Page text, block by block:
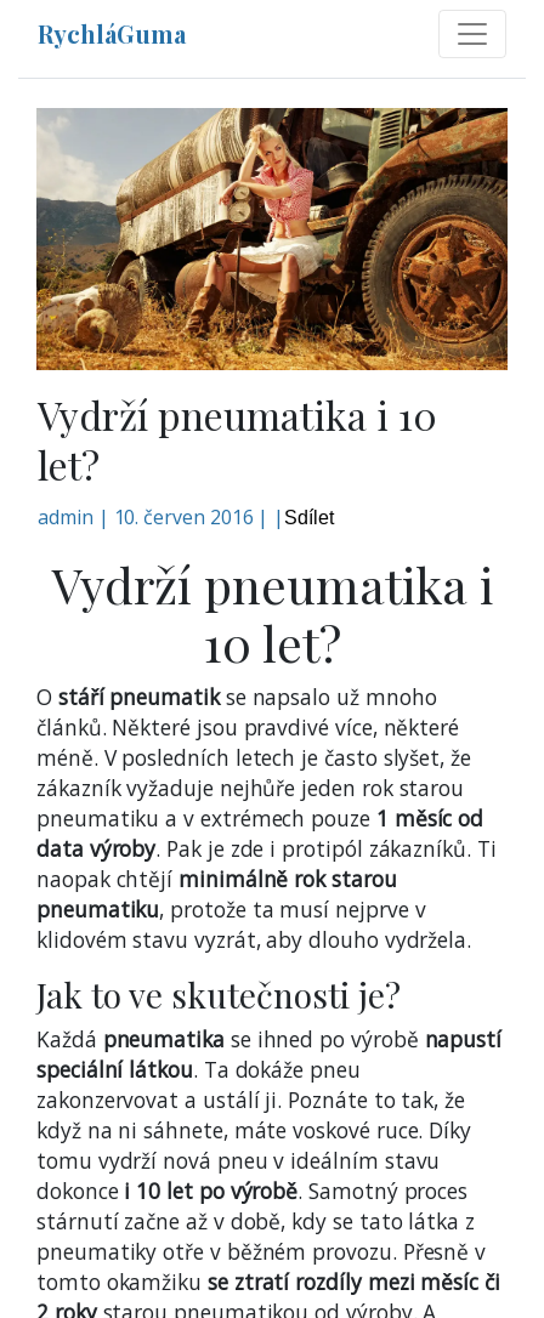
RychláGuma
Vydrží pneumatika i 10
let?
admin | 10. červen 2016 | | Sdílet
Vydrží pneumatika i
10 let?
O stáří pneumatikse napsalo už mnoho
článků. Některé jsou pravdivé více, některé
méně. V posledních letech je často slyšet, že
zákazník vyžaduje nejhůře jeden rok starou
pneumatiku a v extrémech pouze 1 měsíc od
data výroby. Pak je zde i protipól zákazníků. Ti
naopak chtějí minimálně rok starou
pneumatiku, protože ta musí nejprve v
klidovém stavu vyzrát, aby dlouho vydržela.
Jak to ve skutečnosti je?
Každá pneumatika se ihned po výrobě napustí
speciální látkou. Ta dokáže pneu
zakonzervovat a ustálí ji. Poznáte to tak, že
když na ni sáhnete, máte voskové ruce. Díky
tomu vydrží nová pneu v ideálním stavu
dokonce i 10 let po výrobě. Samotný proces
stárnutí začne až v době, kdy se tato látka z
pneumatiky otře v běžném provozu. Přesně v
tomto okamžiku se ztratí rozdíly mezi měsíc či
2 rokystarou pneumatikou od výroby. A